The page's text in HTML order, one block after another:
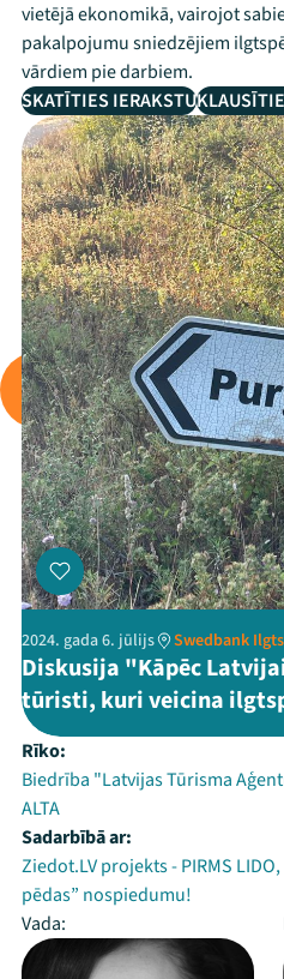
vietējā ekonomikā, vairojot
pakalpojumu sniedzējiem
vārdiem pie darbiem.
SKATĪTIES IERAKSTU
2024. gada 6. jūlijs Swedbank
Diskusija "Kāpēc
tūristi, kuri veicina
Rīko:
Biedrība "Latvijas Tūrisma
ALTA
Sadarbībā ar:
Ziedot.LV projekts - PIRMS LIDO,
pēdas” nospiedumu!
Vada: